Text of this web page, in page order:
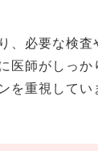
、必要な検
医師がしっ
を重視してい